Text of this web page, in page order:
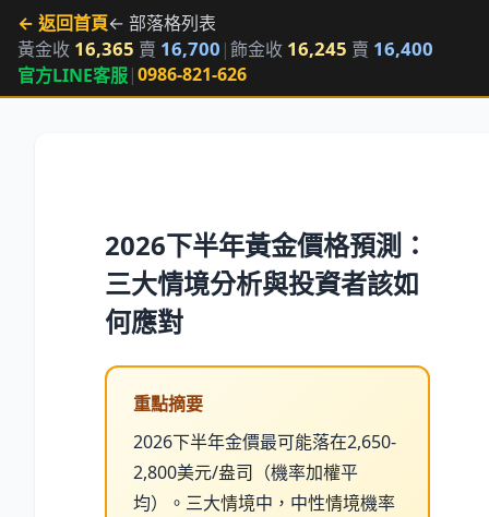
← 返回首頁← 部落格列表
黃金收 16,365 賣 16,700 |飾金收 16,245 賣 16,400
官方LINE客服|0986-821-626
2026下半年黃金價格預測：
三大情境分析與投資者該如
何應對
重點摘要
2026下半年金價最可能落在2,650-
2,800美元/盎司（機率加權平
均）。三大情境中，中性情境機率